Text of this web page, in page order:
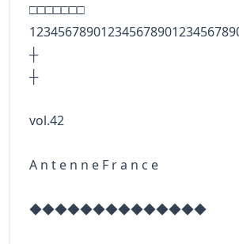
□□□□□□□
┼
vol.42
A n t e n n e F r a n c e
◆◆◆◆◆◆◆◆◆◆◆◆◆◆